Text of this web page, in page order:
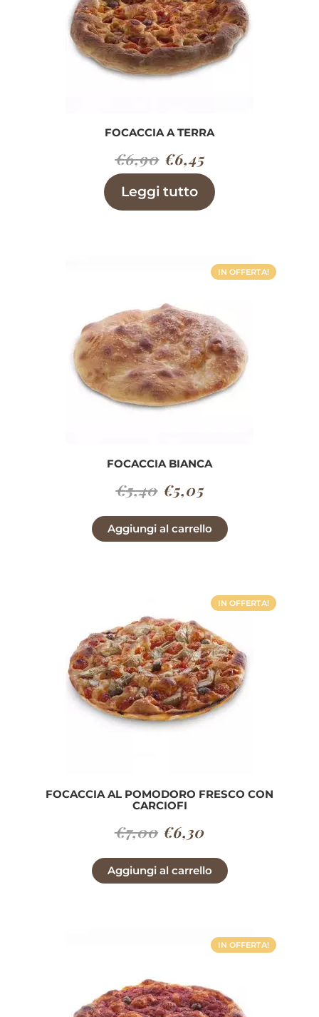
FOCACCIA A TERRA
€6,90 Il
prezzo
originale
€6,45Il
prezzo
attuale
Leggi tutto
IN OFFERTA!
FOCACCIA BIANCA
€5,40 Il
prezzo
originale
€5,05Il
prezzo
attuale
Aggiungi al carrello
IN OFFERTA!
FOCACCIA AL POMODORO FRESCO CON
CARCIOFI
€7,00 Il
prezzo
originale
€6,30Il
prezzo
attuale
Aggiungi al carrello
IN OFFERTA!